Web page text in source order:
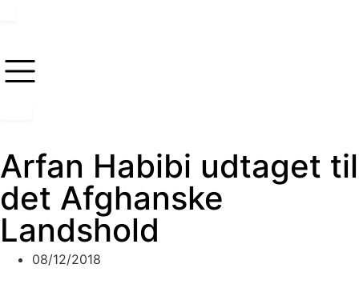
Arfan Habibi udtaget til
det Afghanske
Landshold
08/12/2018